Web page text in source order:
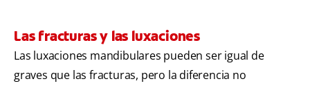
Las fracturas y las luxaciones
Las luxaciones mandibulares pueden ser igual de
graves que las fracturas, pero la diferencia no